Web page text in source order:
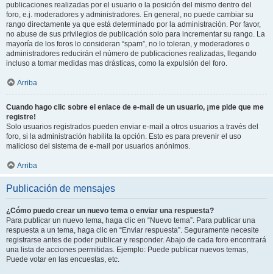
publicaciones realizadas por el usuario o la posición del mismo dentro del
foro, e.j. moderadores y administradores. En general, no puede cambiar su
rango directamente ya que está determinado por la administración. Por favor,
no abuse de sus privilegios de publicación solo para incrementar su rango. La
mayoría de los foros lo consideran “spam”, no lo toleran, y moderadores o
administradores reducirán el número de publicaciones realizadas, llegando
incluso a tomar medidas mas drásticas, como la expulsión del foro.
Arriba
Cuando hago clic sobre el enlace de e-mail de un usuario, ¡me pide que me
registre!
Solo usuarios registrados pueden enviar e-mail a otros usuarios a través del
foro, si la administración habilita la opción. Esto es para prevenir el uso
malicioso del sistema de e-mail por usuarios anónimos.
Arriba
Publicación de mensajes
¿Cómo puedo crear un nuevo tema o enviar una respuesta?
Para publicar un nuevo tema, haga clic en “Nuevo tema”. Para publicar una
respuesta a un tema, haga clic en “Enviar respuesta”. Seguramente necesite
registrarse antes de poder publicar y responder. Abajo de cada foro encontrará
una lista de acciones permitidas. Ejemplo: Puede publicar nuevos temas,
Puede votar en las encuestas, etc.